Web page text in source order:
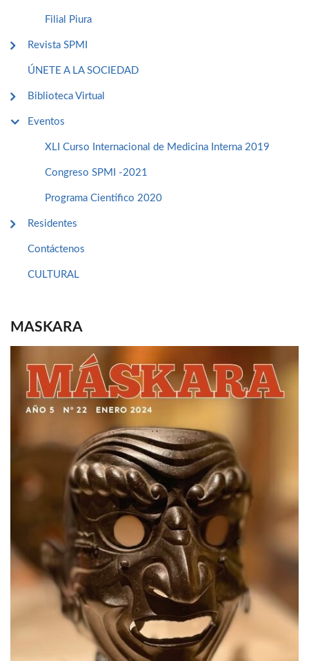
Filial Piura
Revista SPMI
ÚNETE A LA SOCIEDAD
Biblioteca Virtual
Eventos
XLI Curso Internacional de Medicina Interna 2019
Congreso SPMI -2021
Programa Cientifico 2020
Residentes
Contáctenos
CULTURAL
MASKARA